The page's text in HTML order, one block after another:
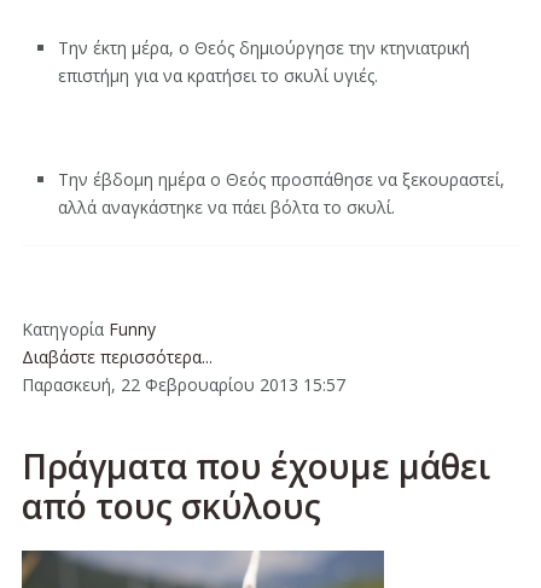
Την έκτη μέρα, ο Θεός δημιούργησε την κτηνιατρική
επιστήμη για να κρατήσει το σκυλί υγιές.
Την έβδομη ημέρα ο Θεός προσπάθησε να ξεκουραστεί,
αλλά αναγκάστηκε να πάει βόλτα το σκυλί.
Κατηγορία Funny
Διαβάστε περισσότερα...
Παρασκευή, 22 Φεβρουαρίου 2013 15:57
Πράγματα που έχουμε μάθει
από τους σκύλους